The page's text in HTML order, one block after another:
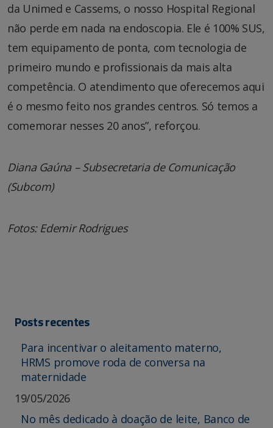
da Unimed e Cassems, o nosso Hospital Regional
não perde em nada na endoscopia. Ele é 100% SUS,
tem equipamento de ponta, com tecnologia de
primeiro mundo e profissionais da mais alta
competência. O atendimento que oferecemos aqui
é o mesmo feito nos grandes centros. Só temos a
comemorar nesses 20 anos”, reforçou.
Diana Gaúna – Subsecretaria de Comunicação
(Subcom)
Fotos: Edemir Rodrigues
Posts recentes
Para incentivar o aleitamento materno,
HRMS promove roda de conversa na
maternidade
19/05/2026
No mês dedicado à doação de leite, Banco de